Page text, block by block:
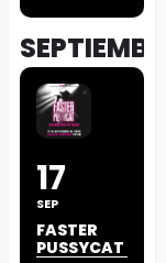
17
SEP
FASTER
PUSSYCAT